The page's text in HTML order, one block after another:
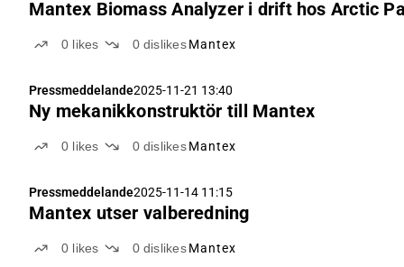
Mantex Biomass Analyzer i drift hos Arctic
0 likes 0 dislikes Mantex
Pressmeddelande2025-11-21 13:40
Ny mekanikkonstruktör till Mantex
0 likes 0 dislikes Mantex
Pressmeddelande2025-11-14 11:15
Mantex utser valberedning
0 likes 0 dislikes Mantex